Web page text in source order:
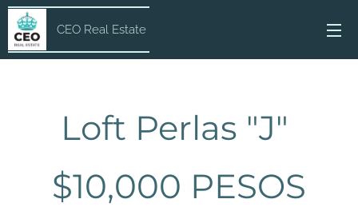
CEO Real Estate
Loft Perlas "J"
$10,000 PESOS